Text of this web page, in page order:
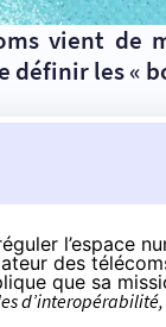
vient
définir les
l’espace
des
que sa